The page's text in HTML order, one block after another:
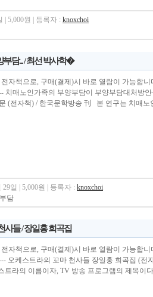
| 5,000원 | 등록자 : knoxchoi
담... / 최선 박사학�
전자책으로, 구매(결제)시 바로 열람이 가능합
치매노인가족의 부양부담이 부양부담대처방
(전자책) / 한국문학방송 刊 본 연구는 치매노
29일 | 5,000원 | 등록자 : knoxchoi
담
사들 / 장일홍 희곡집
전자책으로, 구매(결제)시 바로 열람이 가능합
오케스트라의 꼬마 천사들 장일홍 희곡집 (
트라의 이름이자, TV 방송 프로그램의 제목이